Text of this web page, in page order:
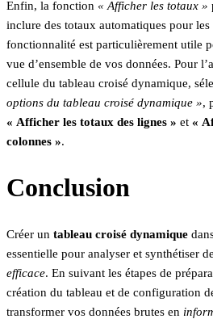
Enfin, la fonction « Afficher les totaux »
inclure des totaux automatiques pour
fonctionnalité est particulièrement utile
vue d’ensemble de vos données. Pour
cellule du tableau croisé dynamique,
options du tableau croisé dynamique »,
« Afficher les totaux des lignes » et «
colonnes ».
Conclusion
Créer un tableau croisé dynamique
essentielle pour analyser et synthétiser
efficace. En suivant les étapes de
création du tableau et de configuration
transformer vos données brutes en